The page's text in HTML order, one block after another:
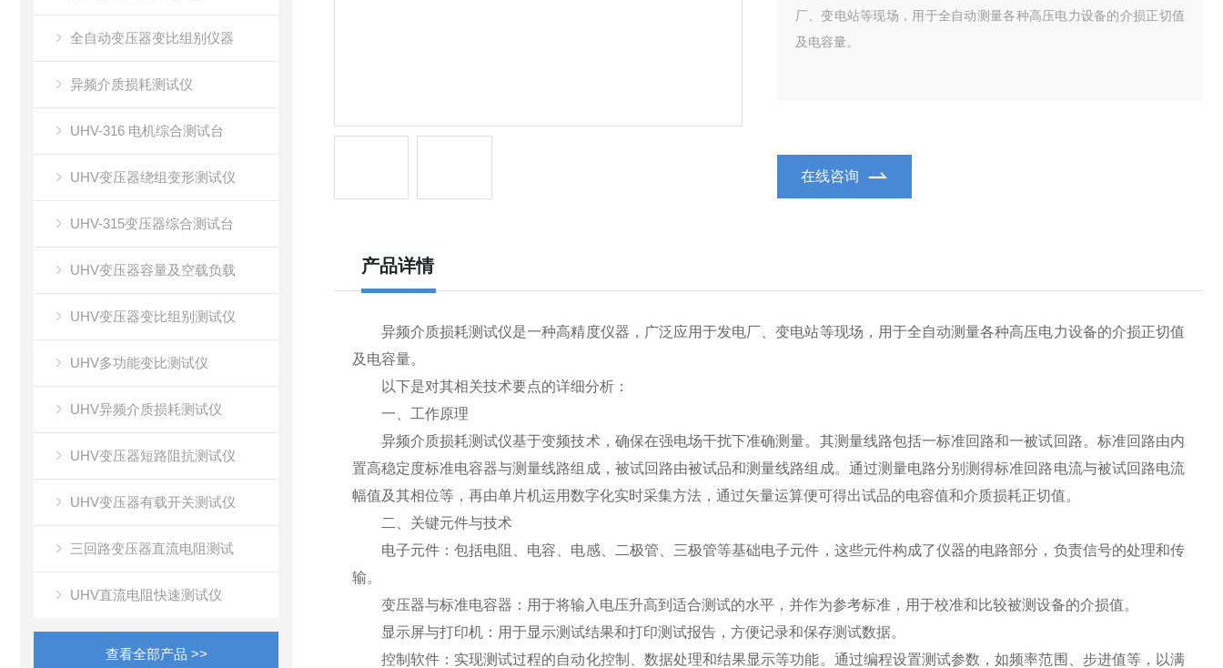
全自动变压器变比组别仪器
异频介质损耗测试仪
UHV-316 电机综合测试台
UHV变压器绕组变形测试仪
UHV-315变压器综合测试台
UHV变压器容量及空载负载
UHV变压器变比组别测试仪
UHV多功能变比测试仪
UHV异频介质损耗测试仪
UHV变压器短路阻抗测试仪
UHV变压器有载开关测试仪
三回路变压器直流电阻测试
UHV直流电阻快速测试仪
查看全部产品 >>
厂、变电站等现场，用于全自动测量各种高压电力设备的介损正切值
及电容量。
在线咨询
产品详情
异频介质损耗测试仪是一种高精度仪器，广泛应用于发电厂、变电站等现场，用于全自动测量各种高压电力设备的介损正切值
及电容量。
以下是对其相关技术要点的详细分析：
一、工作原理
异频介质损耗测试仪基于变频技术，确保在强电场干扰下准确测量。其测量线路包括一标准回路和一被试回路。标准回路由内
置高稳定度标准电容器与测量线路组成，被试回路由被试品和测量线路组成。通过测量电路分别测得标准回路电流与被试回路电流
幅值及其相位等，再由单片机运用数字化实时采集方法，通过矢量运算便可得出试品的电容值和介质损耗正切值。
二、关键元件与技术
电子元件：包括电阻、电容、电感、二极管、三极管等基础电子元件，这些元件构成了仪器的电路部分，负责信号的处理和传
输。
变压器与标准电容器：用于将输入电压升高到适合测试的水平，并作为参考标准，用于校准和比较被测设备的介损值。
显示屏与打印机：用于显示测试结果和打印测试报告，方便记录和保存测试数据。
控制软件：实现测试过程的自动化控制、数据处理和结果显示等功能。通过编程设置测试参数，如频率范围、步进值等，以满